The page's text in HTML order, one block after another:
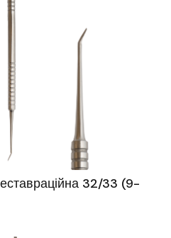
32/33 (9-